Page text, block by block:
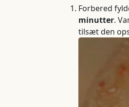
Forbered
minutter.
tilsæt den